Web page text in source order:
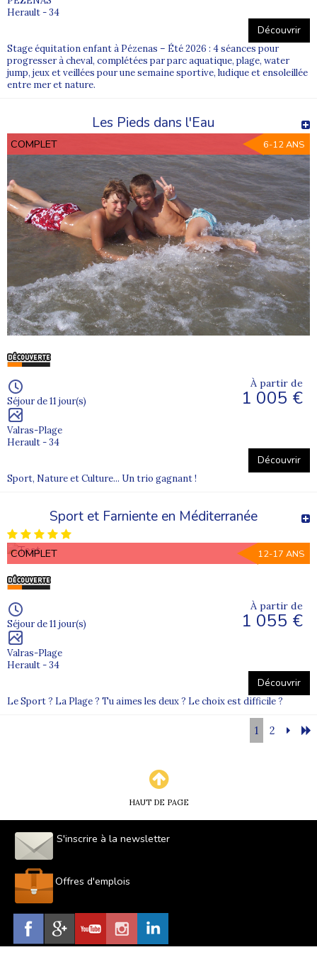
Herault - 34
Découvrir
Stage équitation enfant à Pézenas – Été 2026 : 4 séances pour
progresser à cheval, complétées par parc aquatique, plage, water
jump, jeux et veillées pour une semaine sportive, ludique et ensoleillée
entre mer et nature.
Les Pieds dans l'Eau
COMPLET 6-12 ANS
Séjour de 11 jour(s)
Valras-Plage
Herault - 34
À partir de
1 005 €
Découvrir
Sport, Nature et Culture... Un trio gagnant !
Sport et Farniente en Méditerranée
COMPLET 12-17 ANS
Séjour de 11 jour(s)
Valras-Plage
Herault - 34
À partir de
1 055 €
Découvrir
Le Sport ? La Plage ? Tu aimes les deux ? Le choix est difficile ?
1 2
HAUT DE PAGE
S'inscrire à la newsletter
Offres d'emplois